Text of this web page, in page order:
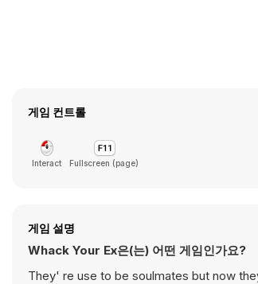
게임 컨트롤
Interact Fullscreen (page)
게임 설명
Whack Your Ex은(는) 어떤 게임인가요?
They' re use to be soulmates but now